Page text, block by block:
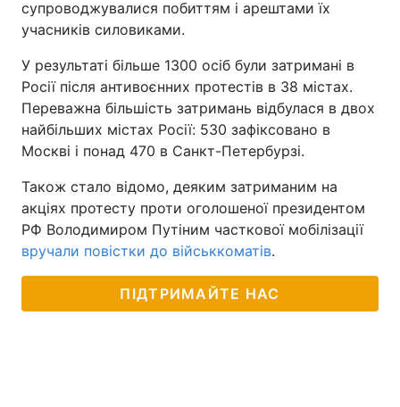
супроводжувалися побиттям і арештами їх
учасників силовиками.
У результаті більше 1300 осіб були затримані в
Росії після антивоєнних протестів в 38 містах.
Переважна більшість затримань відбулася в двох
найбільших містах Росії: 530 зафіксовано в
Москві і понад 470 в Санкт-Петербурзі.
Також стало відомо, деяким затриманим на
акціях протесту проти оголошеної президентом
РФ Володимиром Путіним часткової мобілізації
вручали повістки до військкоматів.
ПІДТРИМАЙТЕ НАС